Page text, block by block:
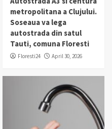
metropolitana a Clujului.
Soseaua va lega
autostrada din satul
Tauti, comuna Floresti
Floresti24 April 30, 2026